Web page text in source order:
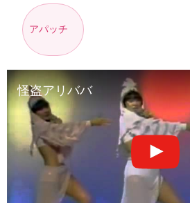
アパッチ
怪盗アリババ